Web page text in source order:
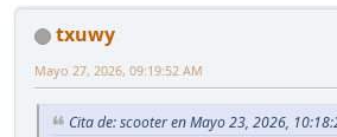
txuwy
Mayo 27, 2026, 09:19:52 AM
Cita de: scooter en Mayo 23, 2026,